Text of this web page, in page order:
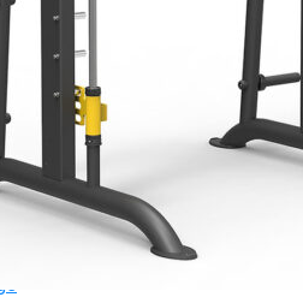
Năng
Tạ Rời
Lực 360
Gym
Năng
Thể Lực